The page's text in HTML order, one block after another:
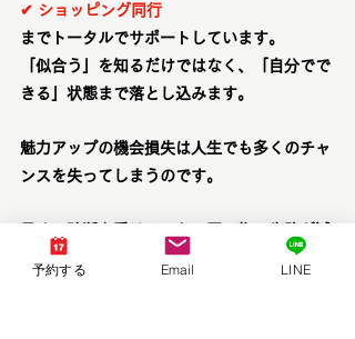
✔ ショッピング同行
までトータルでサポートしています。
「似合う」を知るだけではなく、「自分でで
きる」状態まで落とし込みます。
魅力アップの機会損失は人生でも多くのチャ
ンスを失ってしまうのです。
り人生でも大幅な節約にもなります！
予約する Email LINE